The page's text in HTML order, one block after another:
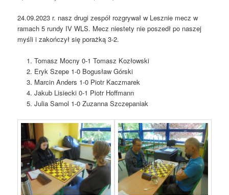
24.09.2023 r. nasz drugi zespół rozgrywał w Lesznie mecz w
ramach 5 rundy IV WLS. Mecz niestety nie poszedł po naszej
myśli i zakończył się porażką 3-2.
Tomasz Mocny 0-1 Tomasz Kozłowski
Eryk Szepe 1-0 Bogusław Górski
Marcin Anders 1-0 Piotr Kaczmarek
Jakub Lisiecki 0-1 Piotr Hoffmann
Julia Samol 1-0 Zuzanna Szczepaniak